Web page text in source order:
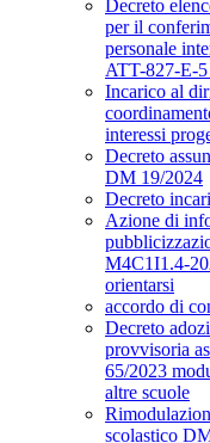
Decreto
per il
personale
ATT-827-E-
Incarico al
interessi
Decreto
DM 19/2024
Decreto
Azione di
M4C1I1.4-
orientarsi
accordo di
Decreto
provvisoria
65/2023
altre scuole
scolastico